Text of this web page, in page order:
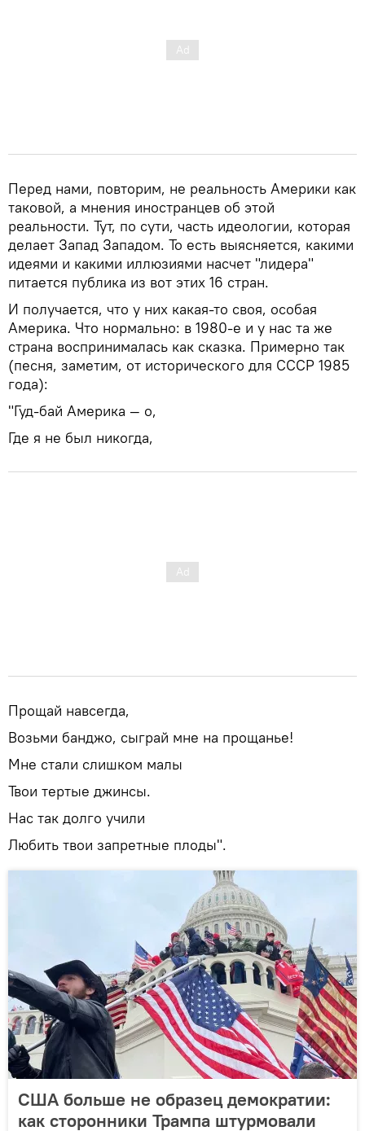
Перед нами, повторим, не реальность Америки как
таковой, а мнения иностранцев об этой
реальности. Тут, по сути, часть идеологии, которая
делает Запад Западом. То есть выясняется, какими
идеями и какими иллюзиями насчет "лидера"
питается публика из вот этих 16 стран.
И получается, что у них какая-то своя, особая
Америка. Что нормально: в 1980-е и у нас та же
страна воспринималась как сказка. Примерно так
(песня, заметим, от исторического для СССР 1985
года):
"Гуд-бай Америка — о,
Где я не был никогда,
Прощай навсегда,
Возьми банджо, сыграй мне на прощанье!
Мне стали слишком малы
Твои тертые джинсы.
Нас так долго учили
Любить твои запретные плоды".
США больше не образец демократии:
как сторонники Трампа штурмовали